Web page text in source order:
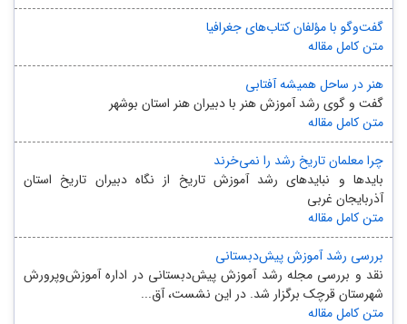
گفت‌وگو با مؤلفان کتاب‌های جغرافیا
متن کامل مقاله
هنر در ساحل همیشه آفتابی
گفت و گوی رشد آموزش هنر با دبیران هنر استان بوشهر
متن کامل مقاله
چرا معلمان تاریخ رشد را نمی‌خرند
بایدها و نبایدهای رشد آموزش تاریخ از نگاه دبیران تاریخ استان
آذربایجان غربی
متن کامل مقاله
بررسی رشد آموزش پیش‌دبستانی
نقد و بررسی مجله رشد آموزش پیش‌دبستانی در اداره آموزش‌وپرورش
شهرستان قرچک برگزار شد. در این نشست، آق...
متن کامل مقاله